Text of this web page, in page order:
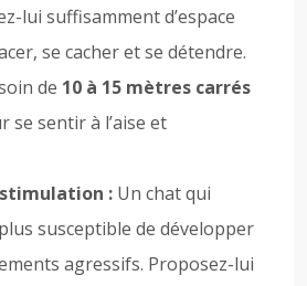
lui suffisamment d’espace
se cacher et se détendre.
de 10 à 15 mètres carrés
se sentir à l’aise et
: Un chat qui
susceptible de développer
agressifs. Proposez-lui